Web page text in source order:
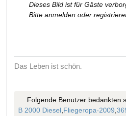
Dieses Bild ist für Gäste
Bitte anmelden oder
Das Leben ist schön.
Folgende Benutzer bedankten
B 2000 Diesel,Fliegeropa-2009,